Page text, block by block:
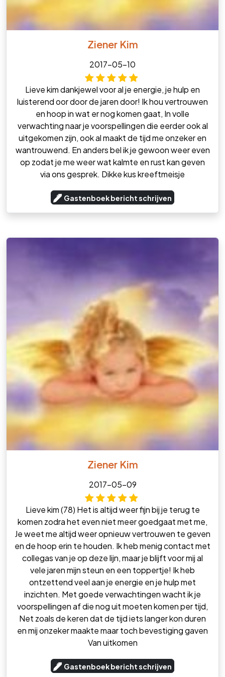
Ziener Kim
2017-05-10
Lieve kim dankjewel voor al je energie, je hulp en
luisterend oor door de jaren door! Ik hou vertrouwen
en hoop in wat er nog komen gaat, In volle
verwachting naar je voorspellingen die eerder ook al
uitgekomen zijn, ook al maakt de tijd me onzeker en
wantrouwend. En anders bel ik je gewoon weer even
op zodat je me weer wat kalmte en rust kan geven
via ons gesprek. Dikke kus kreeftmeisje
Gastenboek bericht schrijven
Ziener Kim
2017-05-09
Lieve kim (78) Het is altijd weer fijn bij je terug te
komen zodra het even niet meer goedgaat met me,
Je weet me altijd weer opnieuw vertrouwen te geven
en de hoop erin te houden. Ik heb menig contact met
collegas van je op deze lijn, maar je blijft voor mij al
vele jaren mijn steun en een toppertje! Ik heb
ontzettend veel aan je energie en je hulp met
inzichten. Met goede verwachtingen wacht ik je
voorspellingen af die nog uit moeten komen per tijd,
Net zoals de keren dat de tijd iets langer kon duren
en mij onzeker maakte maar toch bevestiging gaven
Van uitkomen
Gastenboek bericht schrijven